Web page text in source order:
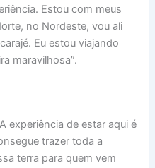
Estou com meus
no Nordeste, vou ali
Eu estou viajando
maravilhosa”.
experiência de estar aqui é
trazer toda a
terra para quem vem